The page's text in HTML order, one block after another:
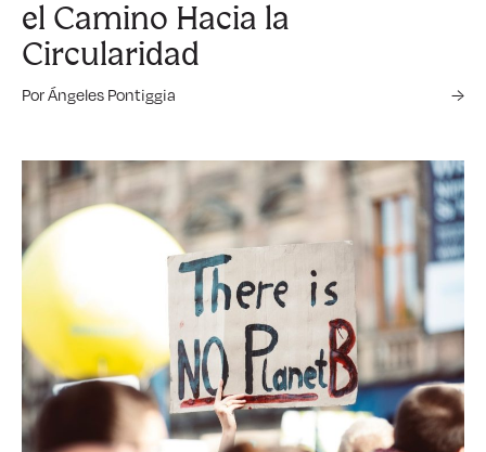
el Camino Hacia la
Circularidad
Por Ángeles Pontiggia →